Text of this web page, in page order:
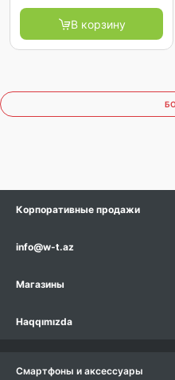
В корзину
Корпоративные продажи
info@w-t.az
Магазины
Haqqımızda
Смартфоны и аксессуары